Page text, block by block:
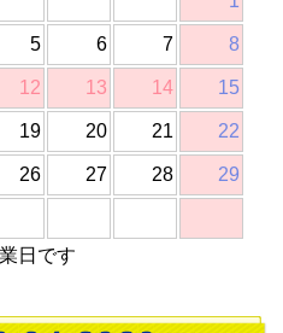
5 6 7 8
12 13 14 15
19 20 21 22
26 27 28 29
日です